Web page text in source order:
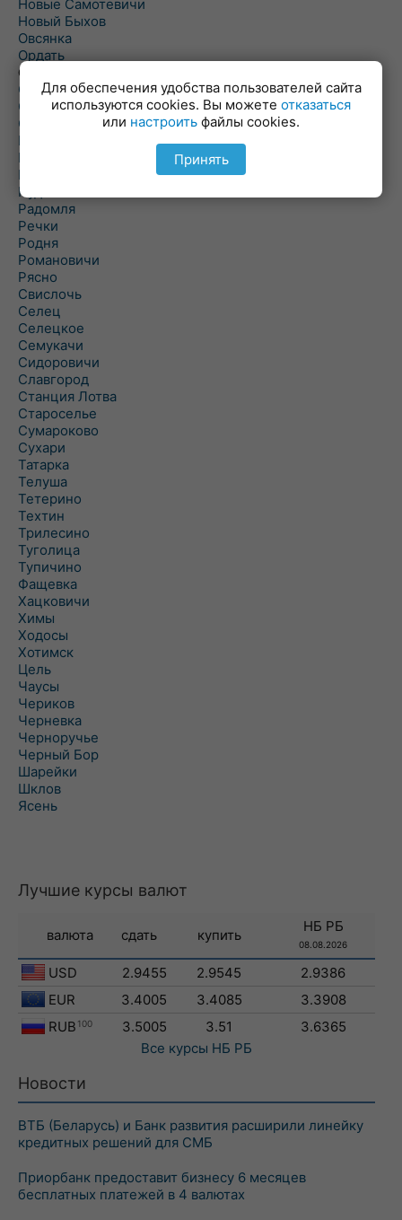
Новые Самотевичи
Новый Быхов
Овсянка
Ордать
Ореховка
Осиновка
Осиповичи
Осово
Павловичи
Паршино
Петуховка
Пудовня
Радомля
Речки
Родня
Романовичи
Рясно
Свислочь
Селец
Селецкое
Семукачи
Сидоровичи
Славгород
Станция Лотва
Староселье
Сумароково
Сухари
Татарка
Телуша
Тетерино
Техтин
Трилесино
Туголица
Тупичино
Фащевка
Хацковичи
Химы
Ходосы
Хотимск
Цель
Чаусы
Чериков
Черневка
Черноручье
Черный Бор
Шарейки
Шклов
Ясень
Лучшие курсы валют
валюта сдать купить
НБ РБ
08.08.2026
USD 2.9455 2.9545
2.9386
EUR
3.4005 3.4085
3.3908
RUB 100 3.5005 3.51
3.6365
Все курсы НБ РБ
Новости
ВТБ (Беларусь) и Банк развития расширили линейку
кредитных решений для СМБ
Приорбанк предоставит бизнесу 6 месяцев
бесплатных платежей в 4 валютах
Для обеспечения удобства пользователей сайта
используются cookies. Вы можете отказаться
или настроить файлы cookies.
Принять